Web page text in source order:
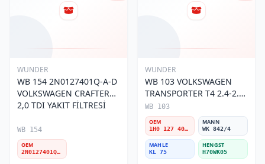
WUNDER
WB 154 2N0127401Q-A-D
VOLKSWAGEN CRAFTER
2,0 TDI YAKIT FİLTRESİ
WB 154
OEM
2N0127401Q-A-D
WUNDER
WB 103 VOLKSWAGEN
TRANSPORTER T4 2.4-2.5
MOTOR- CADDY E.M 1H0
127 401 C Yakıt/Mazot
Filtresi
WB 103
OEM
1H0 127 401 C
MANN
WK 842/4
MAHLE
KL 75
HENGST
H70WK05